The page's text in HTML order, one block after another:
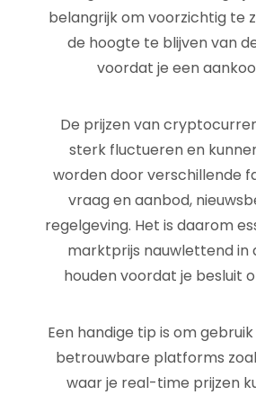
belangrijk om voorzichtig te
de hoogte te blijven van
voordat je een
De prijzen van
sterk fluctueren en
worden door verschillende
vraag en aanbod,
regelgeving. Het is daarom
marktprijs nauwlettend in
houden voordat je besluit
Een handige tip is om
betrouwbare platforms
waar je real-time prijzen